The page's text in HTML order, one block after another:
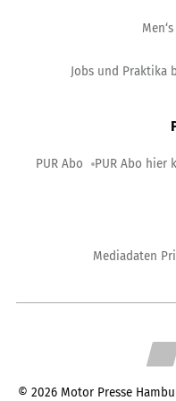
Jobs und Praktika
PUR Abo PUR Abo hier
Mediadaten
© 2026 Motor Presse